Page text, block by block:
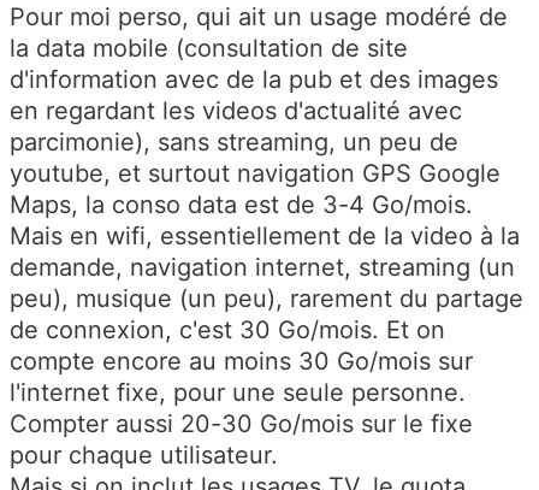
Pour moi perso, qui ait un usage modéré de
la data mobile (consultation de site
d'information avec de la pub et des images
en regardant les videos d'actualité avec
parcimonie), sans streaming, un peu de
youtube, et surtout navigation GPS Google
Maps, la conso data est de 3-4 Go/mois.
Mais en wifi, essentiellement de la video à la
demande, navigation internet, streaming (un
peu), musique (un peu), rarement du partage
de connexion, c'est 30 Go/mois. Et on
compte encore au moins 30 Go/mois sur
l'internet fixe, pour une seule personne.
Compter aussi 20-30 Go/mois sur le fixe
pour chaque utilisateur.